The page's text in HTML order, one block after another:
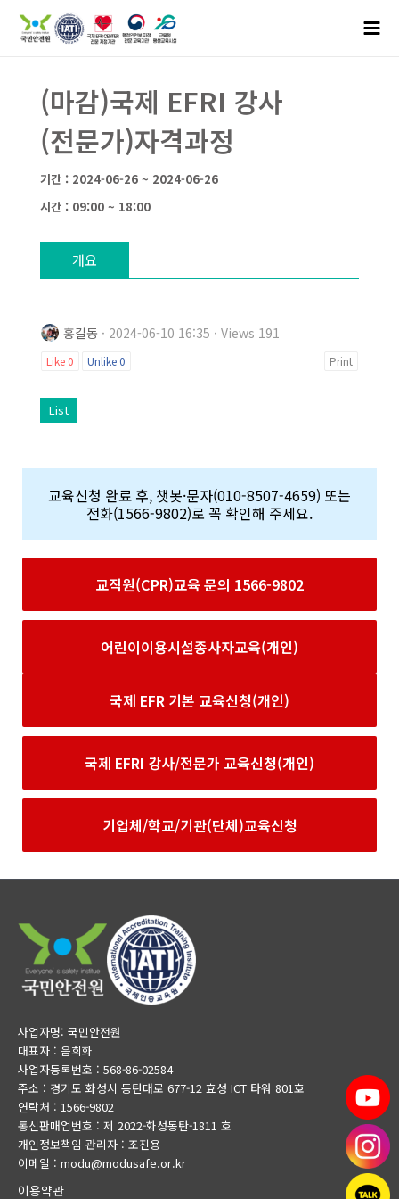
(마감)국제 EFRI 강사
(전문가)자격과정
기간 : 2024-06-26 ~ 2024-06-26
시간 : 09:00 ~ 18:00
개요
홍길동 · 2024-06-10 16:35 · Views 191
Like 0 Unlike0 Print
List
교육신청 완료 후, 챗봇·문자(010-8507-4659) 또는
전화(1566-9802)로 꼭 확인해 주세요.
교직원(CPR)교육 문의 1566-9802
어린이이용시설종사자교육(개인)
국제 EFR 기본 교육신청(개인)
국제 EFRI 강사/전문가 교육신청(개인)
기업체/학교/기관(단체)교육신청
사업자명: 국민안전원
대표자 : 음희화
사업자등록번호 : 568-86-02584
주소 : 경기도 화성시 동탄대로 677-12 효성 ICT 타워 801호
연락처 : 1566-9802
통신판매업번호 : 제 2022-화성동탄-1811 호
개인정보책임 관리자 : 조진용
이메일 : modu@modusafe.or.kr
이용약관